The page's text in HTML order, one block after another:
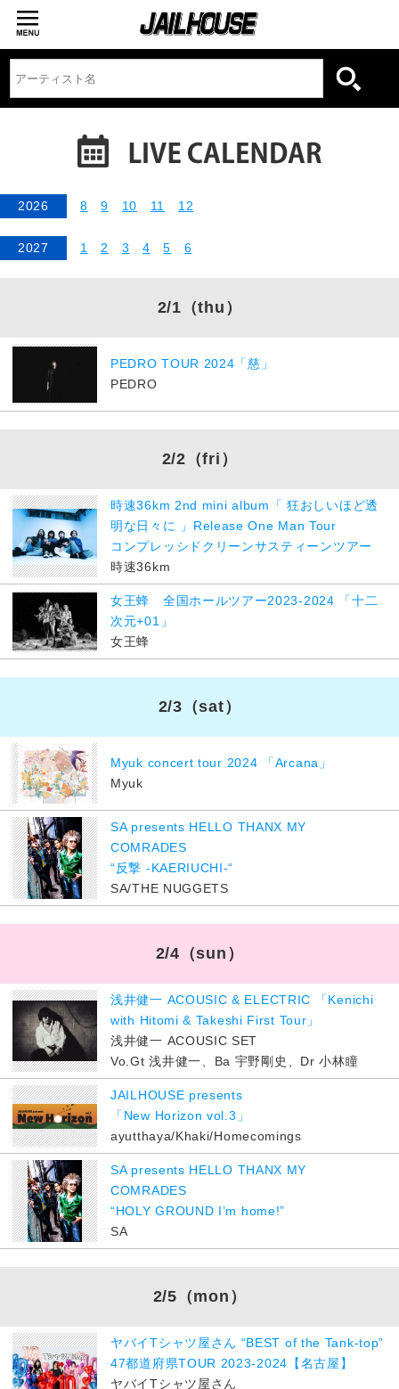
2026 8 9 10 11 12
2027 1 2 3 4 5 6
2/1 （thu）
PEDRO TOUR 2024「慈」
PEDRO
2/2 （fri）
時速36km 2nd mini album「 狂おしいほど透
明な日々に 」Release One Man Tour
コンプレッシドクリーンサスティーンツアー
時速36km
女王蜂 全国ホールツアー2023-2024 「十二
次元+01」
女王蜂
2/3 （sat）
Myuk concert tour 2024 「Arcana」
Myuk
SA presents HELLO THANX MY
COMRADES
“反撃 -KAERIUCHI-“
SA/THE NUGGETS
2/4 （sun）
浅井健一 ACOUSIC & ELECTRIC 「Kenichi
with Hitomi & Takeshi First Tour」
浅井健一 ACOUSIC SET
Vo.Gt 浅井健一、Ba 宇野剛史、Dr 小林瞳
JAILHOUSE presents
「New Horizon vol.3」
ayutthaya/Khaki/Homecomings
SA presents HELLO THANX MY
COMRADES
“HOLY GROUND I’m home!”
SA
2/5 （mon）
ヤバイTシャツ屋さん “BEST of the Tank-top”
47都道府県TOUR 2023-2024【名古屋】
ヤバイTシャツ屋さん